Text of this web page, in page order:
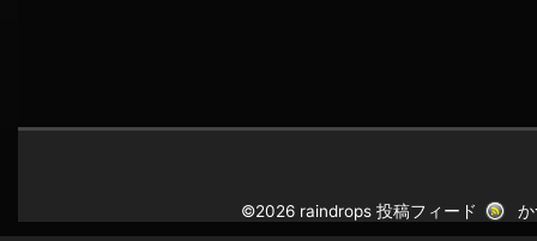
©2026 raindrops投稿フィード